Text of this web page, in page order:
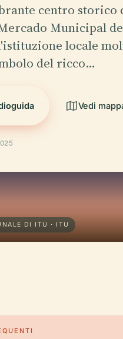
centro storico
Municipal
locale
del ricco…
Vedi
DI ITU · ITU